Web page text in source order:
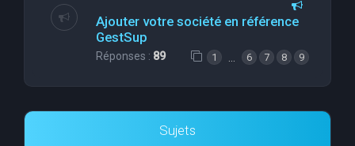
Ajouter votre société en référence
GestSup
Réponses : 89 1 6 7 8 9
Sujets